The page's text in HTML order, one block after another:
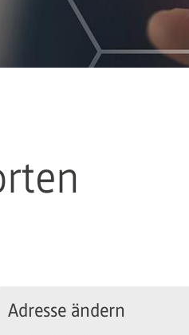
Adresse ändern